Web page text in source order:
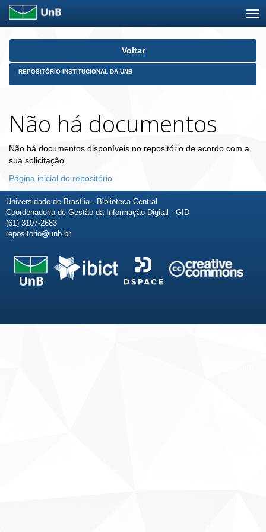
Skip
Voltar
REPOSITÓRIO INSTITUCIONAL DA UNB
Não há documentos
Não há documentos disponíveis no repositório de acordo com a
sua solicitação.
Página inicial do repositório
Universidade de Brasília - Biblioteca Central
Coordenadoria de Gestão da Informação Digital - GID
(61) 3107-2683
repositorio@unb.br